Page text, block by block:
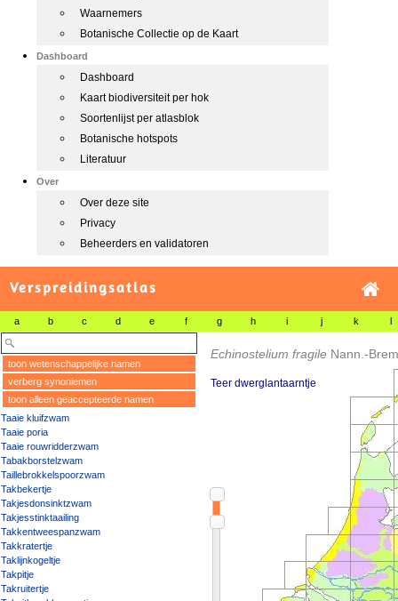
Waarnemers
Botanische Collectie op de Kaart
Dashboard
Dashboard
Kaart biodiversiteit per hok
Soortenlijst per atlasblok
Botanische hotspots
Literatuur
Over
Over deze site
Privacy
Beheerders en validatoren
Verspreidingsatlas
a b c d e f g h i j k l
toon wetenschappelijke namen
verberg synoniemen
toon alleen geaccepteerde namen
Taaie kluifzwam
Taaie poria
Taaie rouwridderzwam
Tabakborstelzwam
Taillebrokkelspoorzwam
Takbekertje
Takjesdonsinktzwam
Takjesstinktaailing
Takkentweespanzwam
Takkratertje
Taklijnkogeltje
Takpitje
Takruitertje
Echinostelium fragile Nann.-
Teer dwerglantaarntje